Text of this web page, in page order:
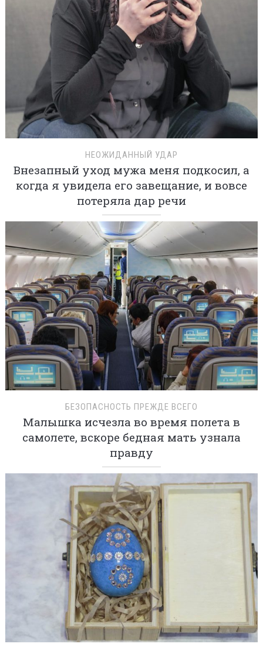
НЕОЖИДАННЫЙ УДАР
Внезапный уход мужа меня подкосил, а
когда я увидела его завещание, и вовсе
потеряла дар речи
БЕЗОПАСНОСТЬ ПРЕЖДЕ ВСЕГО
Малышка исчезла во время полета в
самолете, вскоре бедная мать узнала
правду